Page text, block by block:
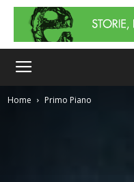
Home Primo Piano